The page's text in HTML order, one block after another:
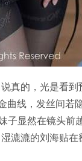
真的，光是看
线，发丝间若
子显然在镜头前
漉漉的刘海贴